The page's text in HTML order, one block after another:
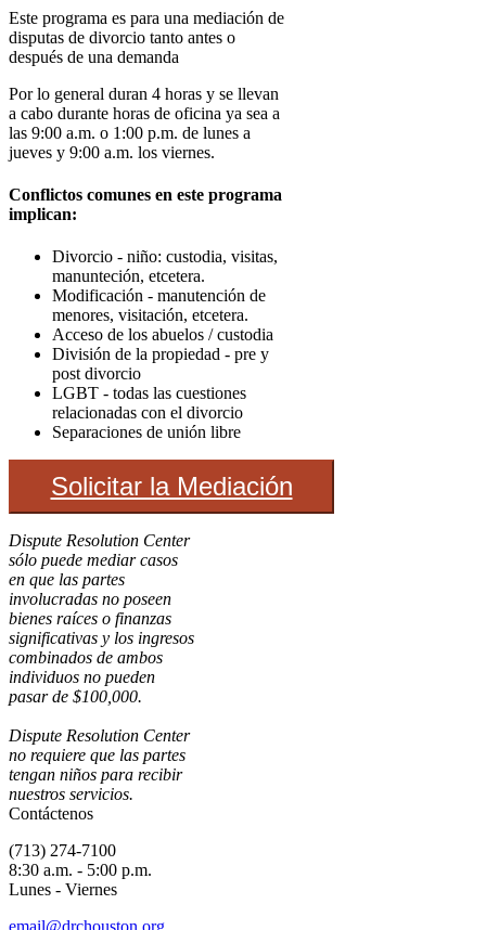
Este programa es para una mediación de
disputas de divorcio tanto antes o
después de una demanda
Por lo general duran 4 horas y se llevan
a cabo durante horas de oficina ya sea a
las 9:00 a.m. o 1:00 p.m. de lunes a
jueves y 9:00 a.m. los viernes.
Conflictos comunes en este programa
implican:
Divorcio - niño: custodia, visitas,
manunteción, etcetera.
Modificación - manutención de
menores, visitación, etcetera.
Acceso de los abuelos / custodia
División de la propiedad - pre y
post divorcio
LGBT - todas las cuestiones
relacionadas con el divorcio
Separaciones de unión libre
Solicitar la Mediación
Dispute Resolution Center
sólo puede mediar casos
en que las partes
involucradas no poseen
bienes raíces o finanzas
significativas y los ingresos
combinados de ambos
individuos no pueden
pasar de $100,000.
Dispute Resolution Center
no requiere que las partes
tengan niños para recibir
nuestros servicios.
Contáctenos
(713) 274-7100
8:30 a.m. - 5:00 p.m.
Lunes - Viernes